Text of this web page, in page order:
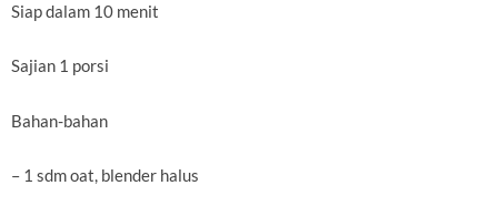
Siap dalam 10 menit
Sajian 1 porsi
Bahan-bahan
– 1 sdm oat, blender halus